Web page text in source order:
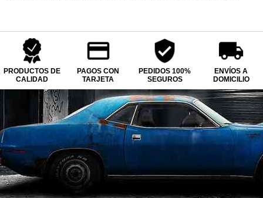
PRODUCTOS DE
CALIDAD
PAGOS CON
TARJETA
PEDIDOS 100%
SEGUROS
ENVÍOS A
DOMICILIO